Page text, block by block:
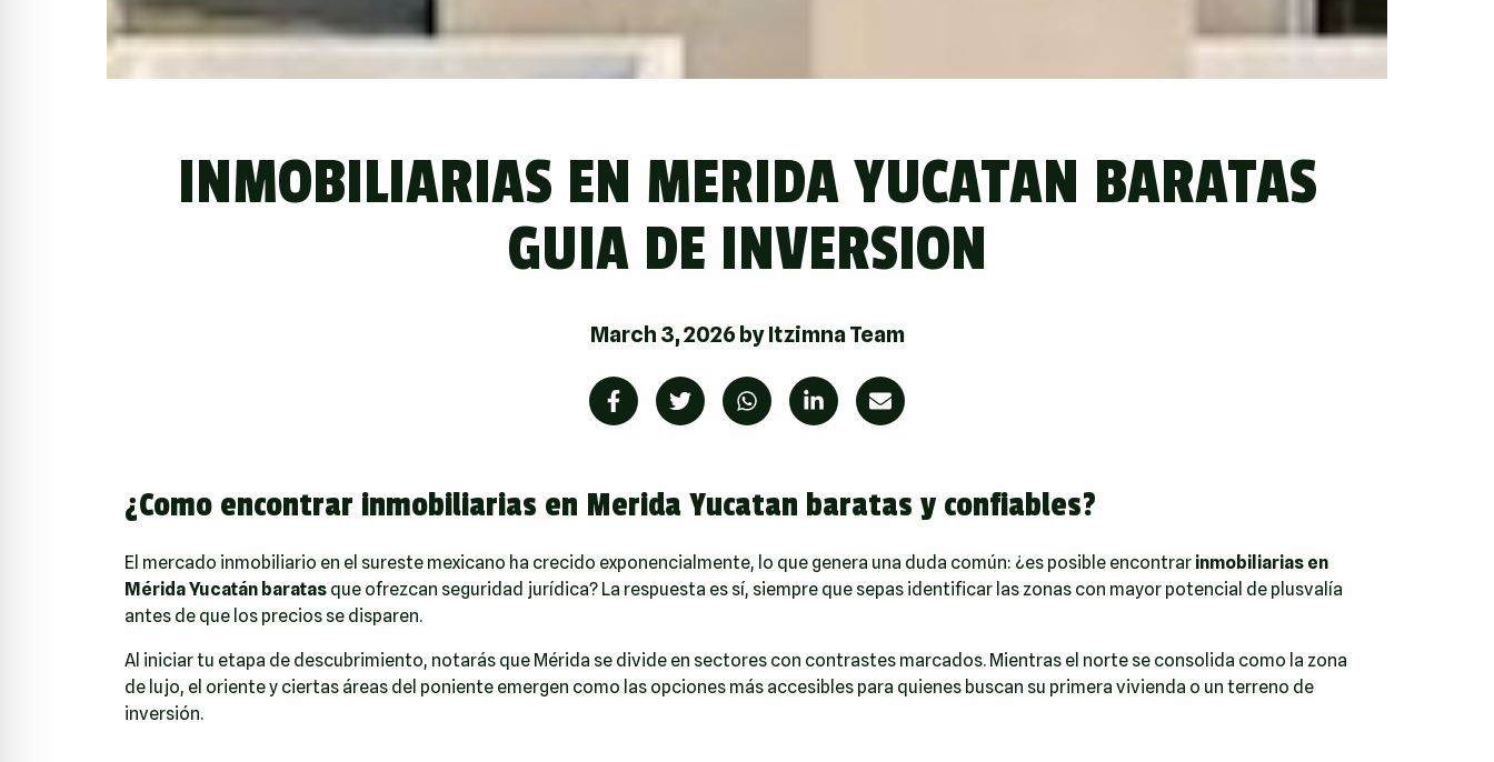
INMOBILIARIAS EN MERIDA YUCATAN BARATAS
GUIA DE INVERSION
March 3, 2026 byItzimna Team
¿Como encontrar inmobiliarias en Merida Yucatan baratas y confiables?
El mercado inmobiliario en el sureste mexicano ha crecido exponencialmente, lo que genera una duda común: ¿es posible encontrar inmobiliarias en
Mérida Yucatán baratas que ofrezcan seguridad jurídica? La respuesta es sí, siempre que sepas identificar las zonas con mayor potencial de plusvalía
antes de que los precios se disparen.
Al iniciar tu etapa de descubrimiento, notarás que Mérida se divide en sectores con contrastes marcados. Mientras el norte se consolida como la zona
de lujo, el oriente y ciertas áreas del poniente emergen como las opciones más accesibles para quienes buscan su primera vivienda o un terreno de
inversión.